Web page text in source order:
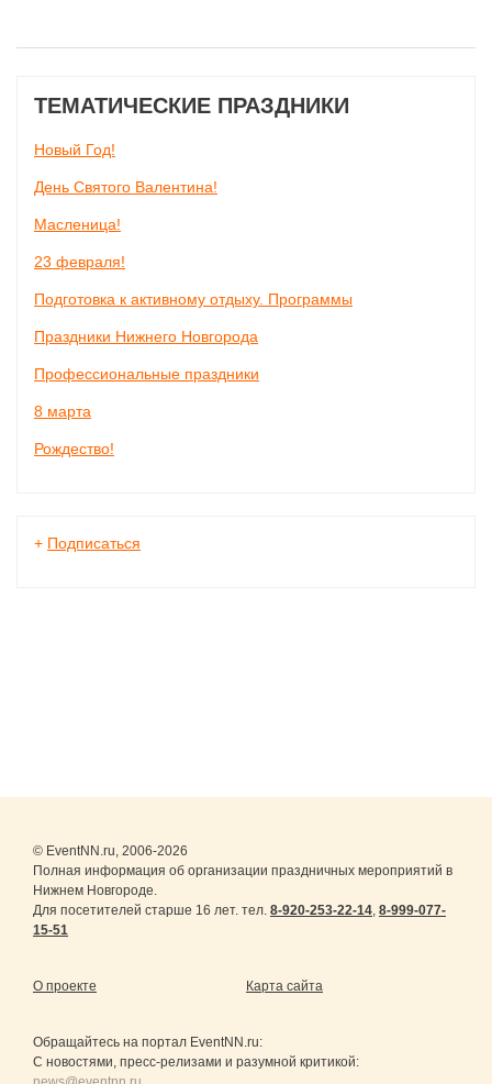
ТЕМАТИЧЕСКИЕ ПРАЗДНИКИ
Новый Год!
День Святого Валентина!
Масленица!
23 февраля!
Подготовка к активному отдыху. Программы
Праздники Нижнего Новгорода
Профессиональные праздники
8 марта
Рождество!
+ Подписаться
© EventNN.ru, 2006-2026
Полная информация об организации праздничных мероприятий в
Нижнем Новгороде.
Для посетителей старше 16 лет. тел. 8-920-253-22-14, 8-999-077-
15-51
О проекте Карта сайта
Обращайтесь на портал EventNN.ru:
С новостями, пресс-релизами и разумной критикой: